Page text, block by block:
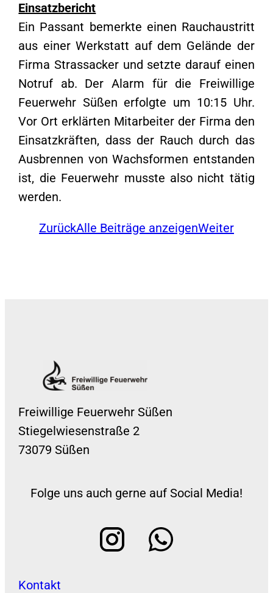
Einsatzbericht
Ein Passant bemerkte einen Rauchaustritt
aus einer Werkstatt auf dem Gelände der
Firma Strassacker und setzte darauf einen
Notruf ab. Der Alarm für die Freiwillige
Feuerwehr Süßen erfolgte um 10:15 Uhr.
Vor Ort erklärten Mitarbeiter der Firma den
Einsatzkräften, dass der Rauch durch das
Ausbrennen von Wachsformen entstanden
ist, die Feuerwehr musste also nicht tätig
werden.
ZurückAlle Beiträge anzeigenWeiter
Freiwillige Feuerwehr Süßen
Stiegelwiesenstraße 2
73079 Süßen
Folge uns auch gerne auf Social Media!
Kontakt